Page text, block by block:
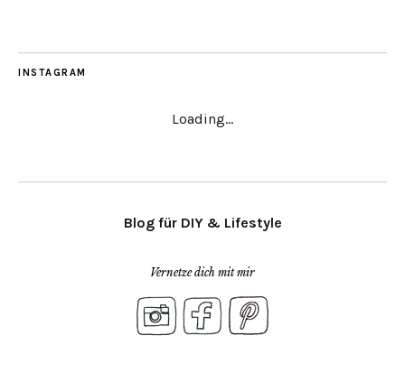
INSTAGRAM
Loading...
Blog für DIY & Lifestyle
Vernetze dich mit mir